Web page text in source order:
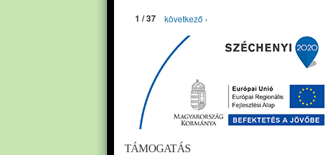
1 / 37 következő ›
TÁMOGATÁS